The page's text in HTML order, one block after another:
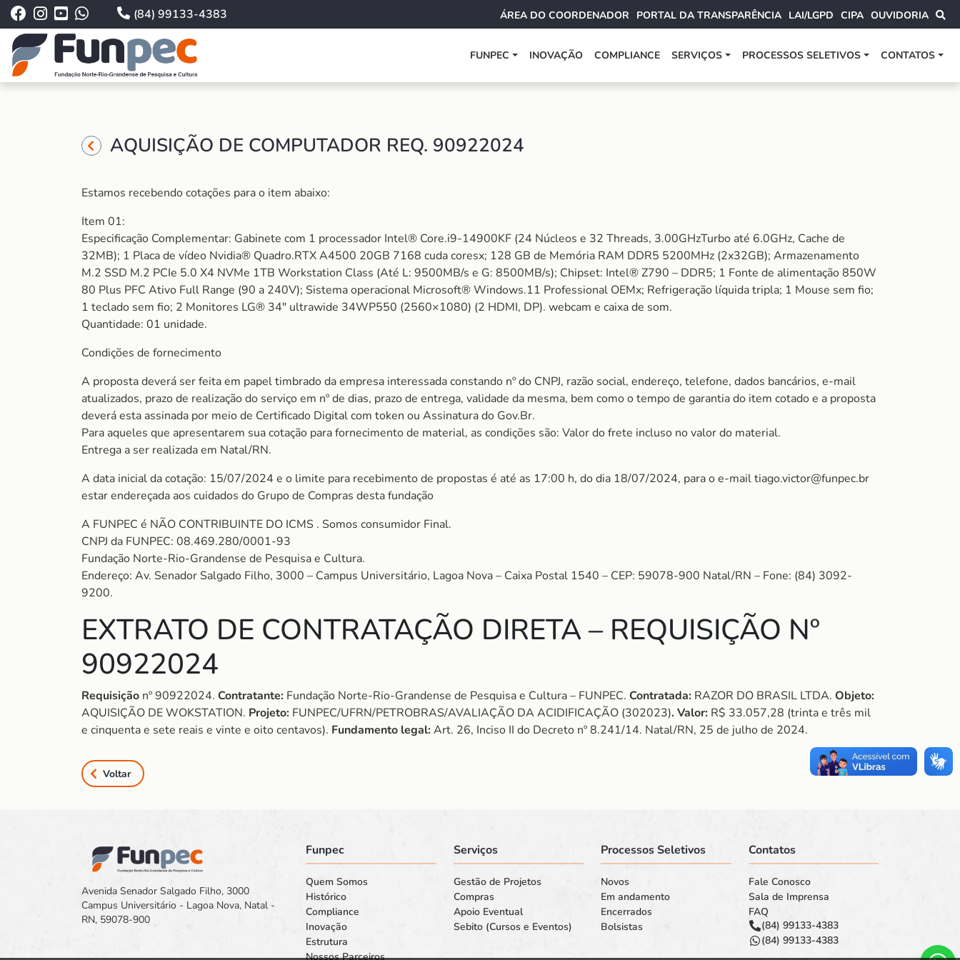
(84) 99133-4383 ÁREA DO COORDENADOR PORTAL DA TRANSPARÊNCIA LAI/LGPD CIPA OUVIDORIA
FUNPEC INOVAÇÃO COMPLIANCE SERVIÇOS PROCESSOS SELETIVOS CONTATOS
AQUISIÇÃO DE COMPUTADOR REQ. 90922024
Estamos recebendo cotações para o item abaixo:
Item 01:
Especificação Complementar: Gabinete com 1 processador Intel® Core.i9-14900KF (24 Núcleos e 32 Threads, 3.00GHzTurbo até 6.0GHz, Cache de
32MB); 1 Placa de vídeo Nvidia® Quadro.RTX A4500 20GB 7168 cuda coresx; 128 GB de Memória RAM DDR5 5200MHz (2x32GB); Armazenamento
M.2 SSD M.2 PCIe 5.0 X4 NVMe 1TB Workstation Class (Até L: 9500MB/s e G: 8500MB/s); Chipset: Intel® Z790 – DDR5; 1 Fonte de alimentação 850W
80 Plus PFC Ativo Full Range (90 a 240V); Sistema operacional Microsoft® Windows.11 Professional OEMx; Refrigeração líquida tripla; 1 Mouse sem fio;
1 teclado sem fio; 2 Monitores LG® 34″ ultrawide 34WP550 (2560×1080) (2 HDMI, DP). webcam e caixa de som.
Quantidade: 01 unidade.
Condições de fornecimento
A proposta deverá ser feita em papel timbrado da empresa interessada constando nº do CNPJ, razão social, endereço, telefone, dados bancários, e-mail
atualizados, prazo de realização do serviço em nº de dias, prazo de entrega, validade da mesma, bem como o tempo de garantia do item cotado e a proposta
deverá esta assinada por meio de Certificado Digital com token ou Assinatura do Gov.Br.
Para aqueles que apresentarem sua cotação para fornecimento de material, as condições são: Valor do frete incluso no valor do material.
Entrega a ser realizada em Natal/RN.
A data inicial da cotação: 15/07/2024 e o limite para recebimento de propostas é até as 17:00 h, do dia 18/07/2024, para o e-mail tiago.victor@funpec.br
estar endereçada aos cuidados do Grupo de Compras desta fundação
A FUNPEC é NÃO CONTRIBUINTE DO ICMS . Somos consumidor Final.
CNPJ da FUNPEC: 08.469.280/0001-93
Fundação Norte-Rio-Grandense de Pesquisa e Cultura.
Endereço: Av. Senador Salgado Filho, 3000 – Campus Universitário, Lagoa Nova – Caixa Postal 1540 – CEP: 59078-900 Natal/RN – Fone: (84) 3092-
9200.
EXTRATO DE CONTRATAÇÃO DIRETA – REQUISIÇÃO Nº
90922024
Requisição nº 90922024. Contratante: Fundação Norte-Rio-Grandense de Pesquisa e Cultura – FUNPEC. Contratada: RAZOR DO BRASIL LTDA. Objeto:
AQUISIÇÃO DE WOKSTATION. Projeto: FUNPEC/UFRN/PETROBRAS/AVALIAÇÃO DA ACIDIFICAÇÃO (302023). Valor: R$ 33.057,28 (trinta e três mil
e cinquenta e sete reais e vinte e oito centavos). Fundamento legal:Art. 26, Inciso II do Decreto nº 8.241/14. Natal/RN, 25 de julho de 2024.
Voltar
Avenida Senador Salgado Filho, 3000
Campus Universitário - Lagoa Nova, Natal -
RN, 59078-900
Funpec
Quem Somos
Histórico
Compliance
Inovação
Estrutura
Nossos Parceiros
Serviços
Gestão de Projetos
Compras
Apoio Eventual
Sebito (Cursos e Eventos)
Processos Seletivos
Novos
Em andamento
Encerrados
Bolsistas
Contatos
Fale Conosco
Sala de Imprensa
FAQ
(84) 99133-4383
(84) 99133-4383